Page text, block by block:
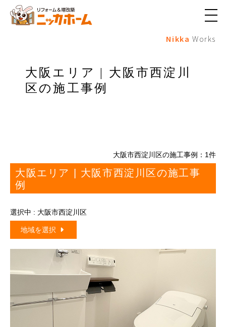
メ
ュ
Nikka Works
大阪エリア | 大阪市西淀川
区の施工事例
大阪市西淀川区の施工事例： 1件
大阪エリア | 大阪市西淀川区の施工事
例
選択中 : 大阪市西淀川区
地域を選択